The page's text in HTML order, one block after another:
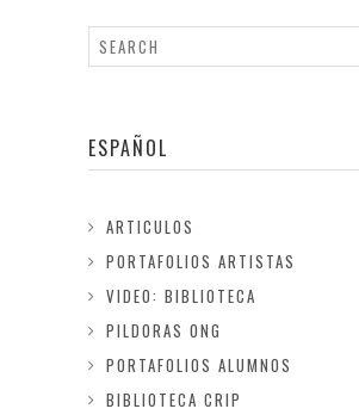
ESPAÑOL
ARTICULOS
PORTAFOLIOS ARTISTAS
VIDEO: BIBLIOTECA
PILDORAS ONG
PORTAFOLIOS ALUMNOS
BIBLIOTECA CRIP